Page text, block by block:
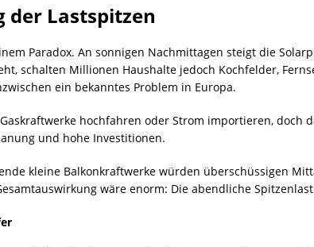
der Lastspitzen
Paradox. An sonnigen Nachmittagen steigt die
schalten Millionen Haushalte jedoch Kochfelder,
ein bekanntes Problem in Europa.
hochfahren oder Strom importieren,
und hohe Investitionen.
kleine Balkonkraftwerke würden überschüssigen
wäre enorm: Die abendliche